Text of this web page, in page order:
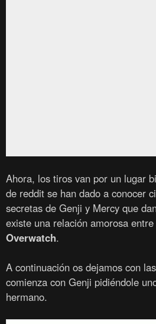
Ahora, los tiros van por un lugar
de reddit se han dado a conocer
secretas de Genji y Mercy que
existe una relación amorosa
Overwatch.
A continuación os dejamos con
comienza con Genji pidiéndole
hermano.